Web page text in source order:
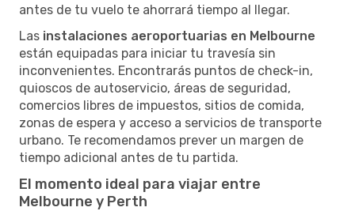
antes de tu vuelo te ahorrará tiempo al llegar.
Las instalaciones aeroportuarias en Melbourne
están equipadas para iniciar tu travesía sin
inconvenientes. Encontrarás puntos de check-in,
quioscos de autoservicio, áreas de seguridad,
comercios libres de impuestos, sitios de comida,
zonas de espera y acceso a servicios de transporte
urbano. Te recomendamos prever un margen de
tiempo adicional antes de tu partida.
El momento ideal para viajar entre
Melbourne y Perth